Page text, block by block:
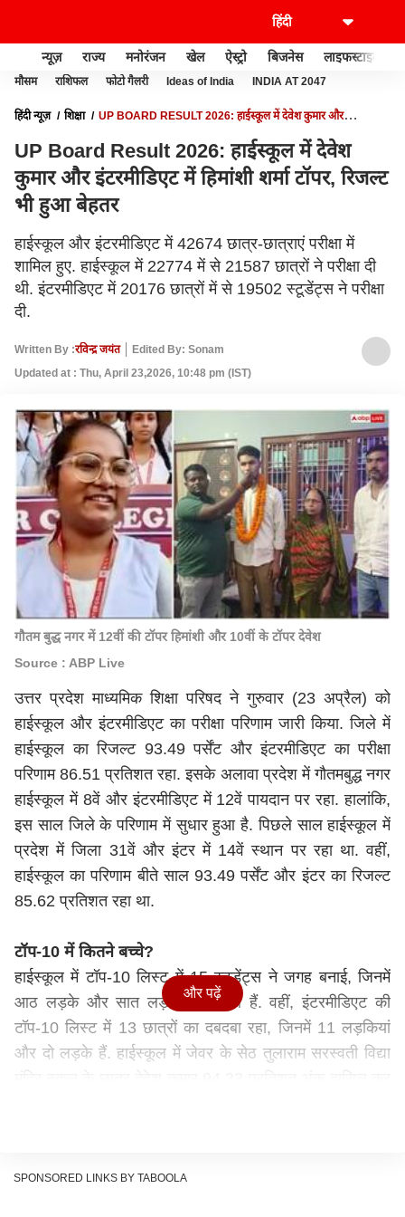
न्यूज़ राज्य मनोरंजन खेल ऐस्ट्रो बिजनेस लाइफस्टाइल
मौसम राशिफल फोटो गैलरी Ideas of India INDIA AT 2047
हिंदी न्यूज़ शिक्षा
UP BOARD RESULT 2026: हाईस्कूल में देवेश कुमार और
UP Board Result 2026: हाईस्कूल में देवेश
कुमार और इंटरमीडिएट में हिमांशी शर्मा टॉपर, रिजल्ट
भी हुआ बेहतर
हाईस्कूल और इंटरमीडिएट में 42674 छात्र-छात्राएं परीक्षा में
शामिल हुए. हाईस्कूल में 22774 में से 21587 छात्रों ने परीक्षा दी
थी. इंटरमीडिएट में 20176 छात्रों में से 19502 स्टूडेंट्स ने परीक्षा
दी.
Written By :रविन्द्र जयंत
Edited By: Sonam
Updated at : Thu, April 23,2026, 10:48 pm (IST)
गौतम बुद्ध नगर में 12वीं की टॉपर हिमांशी और 10वीं के टॉपर देवेश
Source : ABP Live
उत्तर प्रदेश माध्यमिक शिक्षा परिषद ने गुरुवार (23 अप्रैल) को
हाईस्कूल और इंटरमीडिएट का परीक्षा परिणाम जारी किया. ​जिले में
हाईस्कूल का रिजल्ट 93.49 पर्सेंट और इंटरमीडिएट का परीक्षा
परिणाम 86.51 प्रतिशत रहा. इसके अलावा प्रदेश में गौतमबुद्ध नगर
हाईस्कूल में 8वें और इंटरमीडिएट में 12वें पायदान पर रहा. हालांकि,
इस साल जिले के परिणाम में सुधार हुआ है. पिछले साल हाईस्कूल में
प्रदेश में जिला 31वें और इंटर में 14वें स्थान पर रहा था. वहीं,
हाईस्कूल का परिणाम बीते साल 93.49 पर्सेंट और इंटर का रिजल्ट
85.62 प्रतिशत रहा था.
टॉप-10 में कितने बच्चे?
हाईस्कूल में टॉप-10 लिस्ट में 15 स्टूडेंट्स ने जगह बनाई, जिनमें
आठ लड़के और सात लड़कियां शामिल हैं. वहीं, इंटरमीडिएट की
टॉप-10 लिस्ट में 13 छात्रों का दबदबा रहा, जिनमें 11 लड़कियां
और दो लड़के हैं. हाईस्कूल में जेवर के सेठ तुलाराम सरस्वती विद्या
कैसा रहा हाईस्कूल-इंटरमीडिएट का रिजल्ट?
और पढ़ें
SPONSORED LINKS BY TABOOLA